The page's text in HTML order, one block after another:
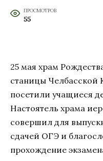
ПРОСМОТРОВ
55
25 мая храм
станицы Челбасской
посетили учащиеся
Настоятель храма
совершил для
сдачей ОГЭ и
прохождение